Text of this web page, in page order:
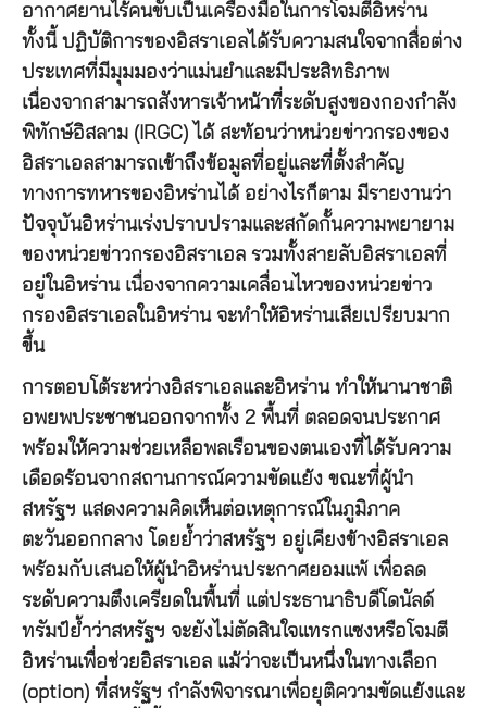
อากาศยานไร้คนขับเป็นเครื่องมือในการโจมตีอิหร่าน
ทั้งนี้ ปฏิบัติการของอิสราเอลได้รับความสนใจจากสื่อต่าง
ประเทศที่มีมุมมองว่าแม่นยำและมีประสิทธิภาพ
เนื่องจากสามารถสังหารเจ้าหน้าที่ระดับสูงของกองกำลัง
พิทักษ์อิสลาม (IRGC) ได้ สะท้อนว่าหน่วยข่าวกรองของ
อิสราเอลสามารถเข้าถึงข้อมูลที่อยู่และที่ตั้งสำคัญ
ทางการทหารของอิหร่านได้ อย่างไรก็ตาม มีรายงานว่า
ปัจจุบันอิหร่านเร่งปราบปรามและสกัดกั้นความพยายาม
ของหน่วยข่าวกรองอิสราเอล รวมทั้งสายลับอิสราเอลที่
อยู่ในอิหร่าน เนื่องจากความเคลื่อนไหวของหน่วยข่าว
กรองอิสราเอลในอิหร่าน จะทำให้อิหร่านเสียเปรียบมาก
ขึ้น
การตอบโต้ระหว่างอิสราเอลและอิหร่าน ทำให้นานาชาติ
อพยพประชาชนออกจากทั้ง 2 พื้นที่ ตลอดจนประกาศ
พร้อมให้ความช่วยเหลือพลเรือนของตนเองที่ได้รับความ
เดือดร้อนจากสถานการณ์ความขัดแย้ง ขณะที่ผู้นำ
สหรัฐฯ แสดงความคิดเห็นต่อเหตุการณ์ในภูมิภาค
ตะวันออกกลาง โดยย้ำว่าสหรัฐฯ อยู่เคียงข้างอิสราเอล
พร้อมกับเสนอให้ผู้นำอิหร่านประกาศยอมแพ้ เพื่อลด
ระดับความตึงเครียดในพื้นที่ แต่ประธานาธิบดีโดนัลด์
ทรัมป์ย้ำว่าสหรัฐฯ จะยังไม่ตัดสินใจแทรกแซงหรือโจมตี
อิหร่านเพื่อช่วยอิสราเอล แม้ว่าจะเป็นหนึ่งในทางเลือก
(option) ที่สหรัฐฯ กำลังพิจารณาเพื่อยุติความขัดแย้งและ